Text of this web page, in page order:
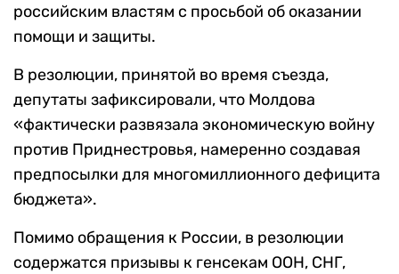
российским властям с просьбой об оказании
помощи и защиты.
В резолюции, принятой во время съезда,
депутаты зафиксировали, что Молдова
«фактически развязала экономическую войну
против Приднестровья, намеренно создавая
предпосылки для многомиллионного дефицита
бюджета».
Помимо обращения к России, в резолюции
содержатся призывы к генсекам ООН, СНГ,